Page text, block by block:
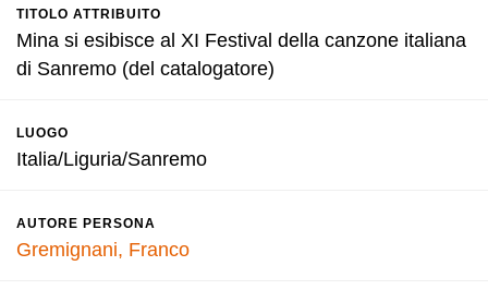
TITOLO ATTRIBUITO
Mina si esibisce al XI Festival della canzone italiana
di Sanremo (del catalogatore)
LUOGO
Italia/Liguria/Sanremo
AUTORE PERSONA
Gremignani, Franco